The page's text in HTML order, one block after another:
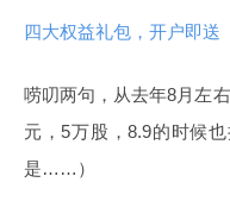
四大权益礼包，开户即送
唠叨两句，从去年8月左
元，5万股，8.9的时候
是……）